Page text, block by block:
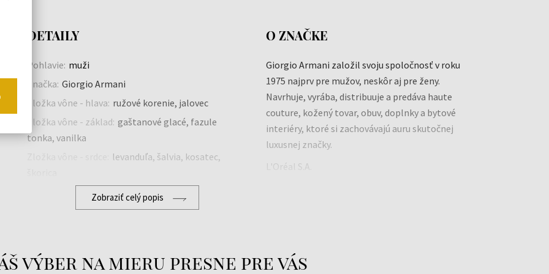
DETAILY
Pohlavie: muži
Značka: Giorgio Armani
Zložka vône - hlava: ružové korenie, jalovec
Zložka vône - základ: gaštanové glacé, fazule
tonka, vanilka
levanduľa, šalvia, kosatec,
Papraďová, orientálna, kvetinová
O ZNAČKE
Giorgio Armani založil svoju spoločnosť v roku
1975 najprv pre mužov, neskôr aj pre ženy.
Navrhuje, vyrába, distribuuje a predáva haute
couture, kožený tovar, obuv, doplnky a bytové
interiéry, ktoré si zachovávajú auru skutočnej
luxusnej značky.
L'Oréal S.A.
Zobraziť celý popis
výber na mieru presne pre vás